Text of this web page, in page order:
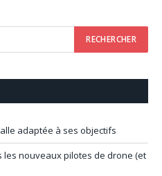
adaptée à ses objectifs
nouveaux pilotes de drone (et